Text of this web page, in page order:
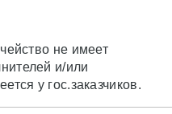
не имеет
и/или
у гос.заказчиков.